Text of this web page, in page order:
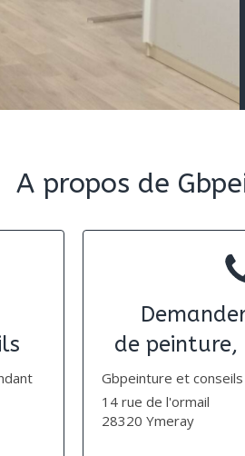
A propos de
de
Gbpeinture et conseils
14 rue de l'ormail
28320 Ymeray